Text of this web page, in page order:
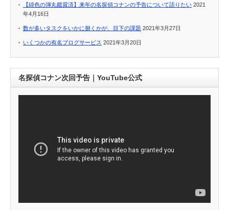
【緋色の弾丸鑑賞済】来年の名探偵コナンの予告について語りたい 2021
年4月16日
数が多いタスクをいかに捌くかが、目下の課題 2021年3月27日
いくつかの有名ブログサービス 2021年3月20日
名探偵コナン次回予告｜YouTube公式